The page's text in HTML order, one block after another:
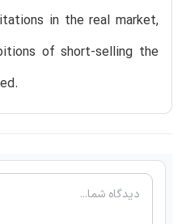
in the real market,
of short-selling the